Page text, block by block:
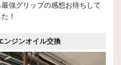
強グリップの感想お待ちして
！
ンジンオイル交換